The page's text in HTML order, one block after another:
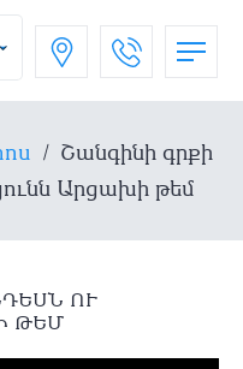
/ Շանգինի գրքի
Արցախի թեմ
ՈՒ
ԹԵՄ